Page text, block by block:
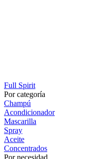
Full Spirit
Por categoría
Champú
Acondicionador
Mascarilla
Spray
Aceite
Concentrados
Por necesidad